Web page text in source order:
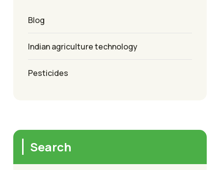
Blog
Indian agriculture technology
Pesticides
Search